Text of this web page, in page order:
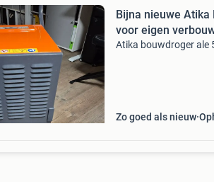
Bijna nieuwe
voor eigen
Atika bouwdroger ale
Zo goed als nieuw